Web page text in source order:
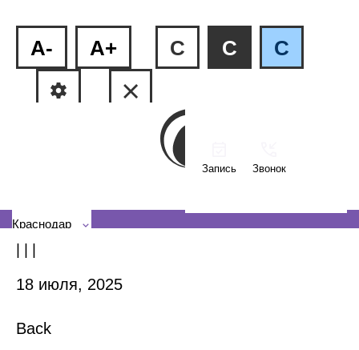
A- A+ C C C
Запись Звонок
Краснодар
| | |
18 июля, 2025
Back